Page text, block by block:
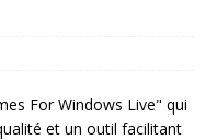
For Windows Live" qui
et un outil facilitant